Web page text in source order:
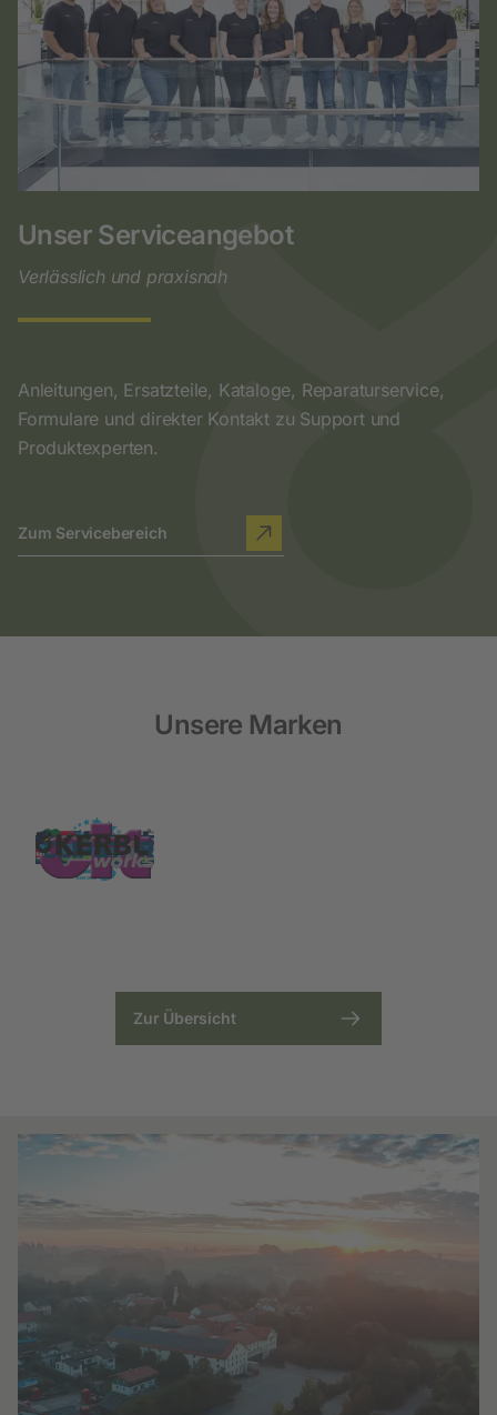
Unser Serviceangebot
Verlässlich und praxisnah
Anleitungen, Ersatzteile, Kataloge, Reparaturservice,
Formulare und direkter Kontakt zu Support und
Produktexperten.
Zum Servicebereich
Unsere Marken
Zur Übersicht